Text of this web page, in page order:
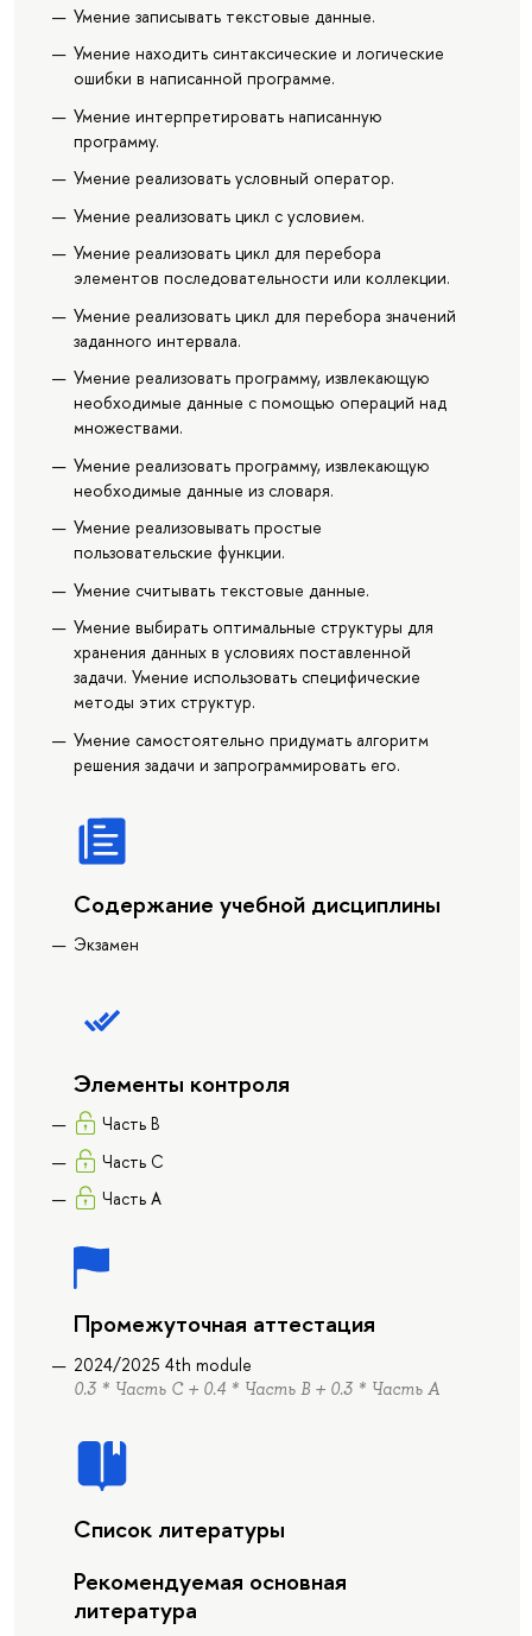
Умение записывать текстовые данные.
Умение находить синтаксические и логические
ошибки в написанной программе.
Умение интерпретировать написанную
программу.
Умение реализовать условный оператор.
Умение реализовать цикл с условием.
Умение реализовать цикл для перебора
элементов последовательности или коллекции.
Умение реализовать цикл для перебора значений
заданного интервала.
Умение реализовать программу, извлекающую
необходимые данные с помощью операций над
множествами.
Умение реализовать программу, извлекающую
необходимые данные из словаря.
Умение реализовывать простые
пользовательские функции.
Умение считывать текстовые данные.
Умение выбирать оптимальные структуры для
хранения данных в условиях поставленной
задачи. Умение использовать специфические
методы этих структур.
Умение самостоятельно придумать алгоритм
решения задачи и запрограммировать его.
Содержание учебной дисциплины
Экзамен
Элементы контроля
Часть B
Часть C
Часть А
Промежуточная аттестация
2024/2025 4th module
0.3 * Часть C + 0.4 * Часть B + 0.3 * Часть А
Список литературы
Рекомендуемая основная
литература